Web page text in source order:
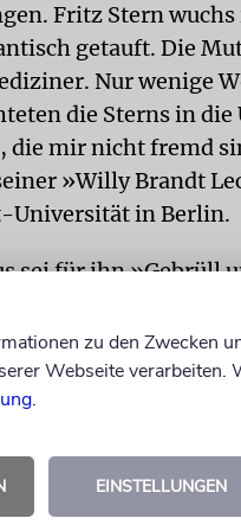
Fritz Stern
getauft. Die
Nur wenige
die Sterns in
die mir nicht fremd
»Willy Brandt
Universität in Berlin.
sei für ihn »Gebrüll
D.
Welt«,
Freundschaft,
in Deutschland auch
zu den Zwecken
Webseite
.
EINSTELLUNGEN